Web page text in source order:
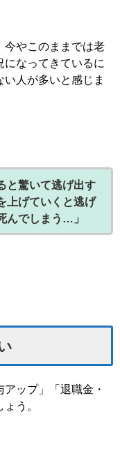
今やこのままでは老
なってきているに
人が多いと感じま
と驚いて逃げ出す
上げていくと逃げ
んでしまう…」
ップ」「退職金・
う。